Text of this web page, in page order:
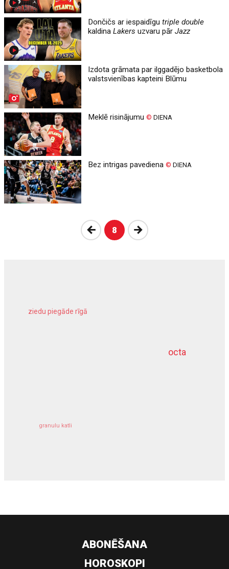
Dončičs ar iespaidīgutriple double
kaldinaLakers uzvaru pārJazz
Izdota grāmata par ilggadējo basketbola
valstsvienības kapteini Blūmu
Meklē risinājumu© DIENA
Bez intrigas pavediena© DIENA
Atpakaļ
8 Nākošā
octa
ziedu piegāde rīgā
granulu katli
dziļurbums
ABONĒŠANA
HOROSKOPI